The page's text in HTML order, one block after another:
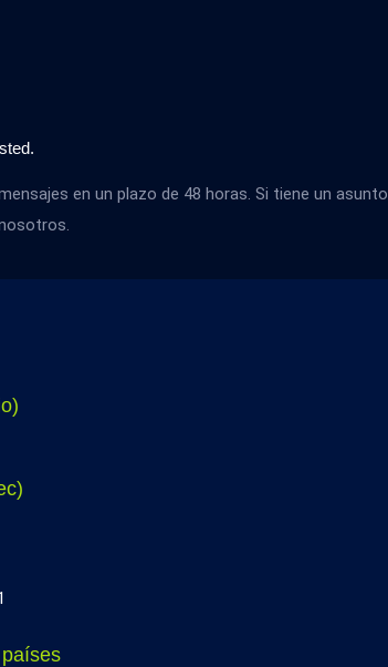
en un plazo de 48 horas. Si tiene un asunto